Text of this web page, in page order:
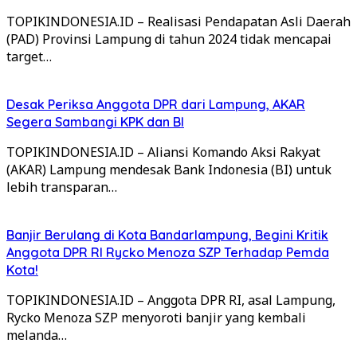
TOPIKINDONESIA.ID – Realisasi Pendapatan Asli Daerah
(PAD) Provinsi Lampung di tahun 2024 tidak mencapai
target…
Desak Periksa Anggota DPR dari Lampung, AKAR
Segera Sambangi KPK dan BI
TOPIKINDONESIA.ID – Aliansi Komando Aksi Rakyat
(AKAR) Lampung mendesak Bank Indonesia (BI) untuk
lebih transparan…
Banjir Berulang di Kota Bandarlampung, Begini Kritik
Anggota DPR RI Rycko Menoza SZP Terhadap Pemda
Kota!
TOPIKINDONESIA.ID – Anggota DPR RI, asal Lampung,
Rycko Menoza SZP menyoroti banjir yang kembali
melanda…